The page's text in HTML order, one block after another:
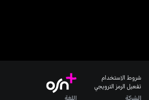
شروط الاستخدام
تفعيل الرمز الترويجي
الشركة اللغة